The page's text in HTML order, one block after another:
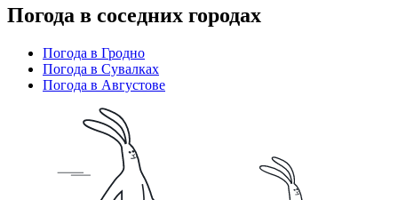
Погода в соседних городах
Погода в Гродно
Погода в Сувалках
Погода в Августове